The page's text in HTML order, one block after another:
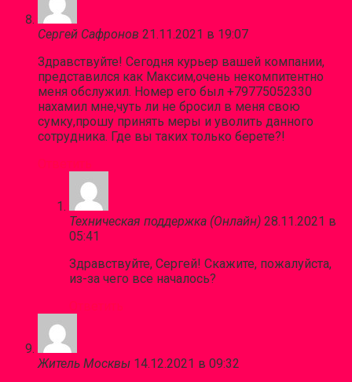
Сергей Сафронов 21.11.2021 в 19:07
Здравствуйте! Сегодня курьер вашей компании,
представился как Максим,очень некомпитентно
меня обслужил. Номер его был +79775052330
нахамил мне,чуть ли не бросил в меня свою
сумку,прошу принять меры и уволить данного
сотрудника. Где вы таких только берете?!
Техническая поддержка (Онлайн) 28.11.2021 в
05:41
Здравствуйте, Сергей! Скажите, пожалуйста,
из-за чего все началось?
Житель Москвы 14.12.2021 в 09:32